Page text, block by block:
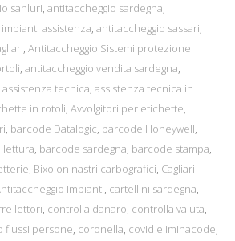
sanluri, antitaccheggio sardegna,
assistenza, antitaccheggio sassari,
, Antitaccheggio Sistemi protezione
, antitaccheggio vendita sardegna,
assistenza tecnica, assistenza tecnica in
in rotoli, Avvolgitori per etichette,
, barcode Datalogic, barcode Honeywell,
lettura, barcode sardegna, barcode stampa,
, Bixolon nastri carbografici, Cagliari
Impianti, cartellini sardegna,
lettori, controlla danaro, controlla valuta,
flussi persone, coronella, covid eliminacode,